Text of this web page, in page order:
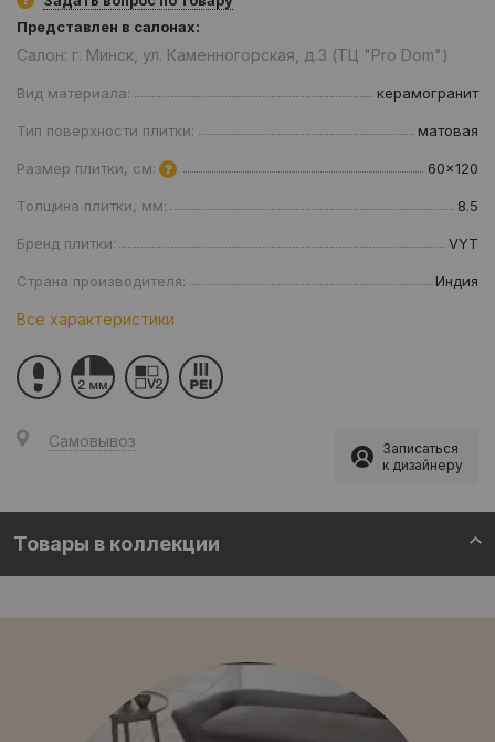
Представлен в салонах:
Салон: г. Минск, ул. Каменногорская, д.3 (ТЦ "Pro Dom")
Вид материала: керамогранит
Тип поверхности плитки: матовая
Размер плитки, см: 60x120
Толщина плитки, мм: 8.5
Бренд плитки: VYT
Страна производителя: Индия
Все характеристики
Самовывоз
Записаться
к дизайнеру
Товары в коллекции